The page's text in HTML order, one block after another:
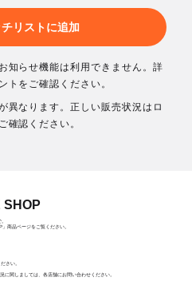
リストに追加
知らせ機能は利用できません。詳
トをご確認ください。
異なります。正しい販売状況はロ
確認ください。
SHOP
商品ページをご覧ください。
さい。
関しましては、各店舗にお問い合わせください。